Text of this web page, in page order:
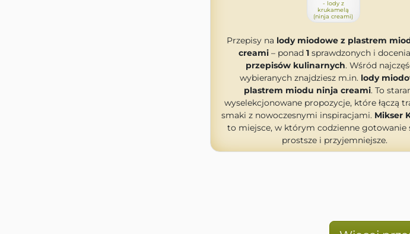
- lody z
krukamelą
(ninja creami)
Przepisy na lody miodowe z plastrem
creami– ponad 1sprawdzonych i
przepisów kulinarnych. Wśród
wybieranych znajdziesz m.in. lody
plastrem miodu ninja creami. To
wyselekcjonowane propozycje, które łączą
smaki z nowoczesnymi inspiracjami. Mikser
to miejsce, w którym codzienne gotowanie
prostsze i przyjemniejsze.